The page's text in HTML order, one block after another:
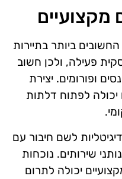
ביותר בתיירות
פעילה, ולכן חשוב
ופורומים. יצירת
לפתוח דלתות
לשם חיבור עם
שירותים. נוכחות
יכולה לתרום